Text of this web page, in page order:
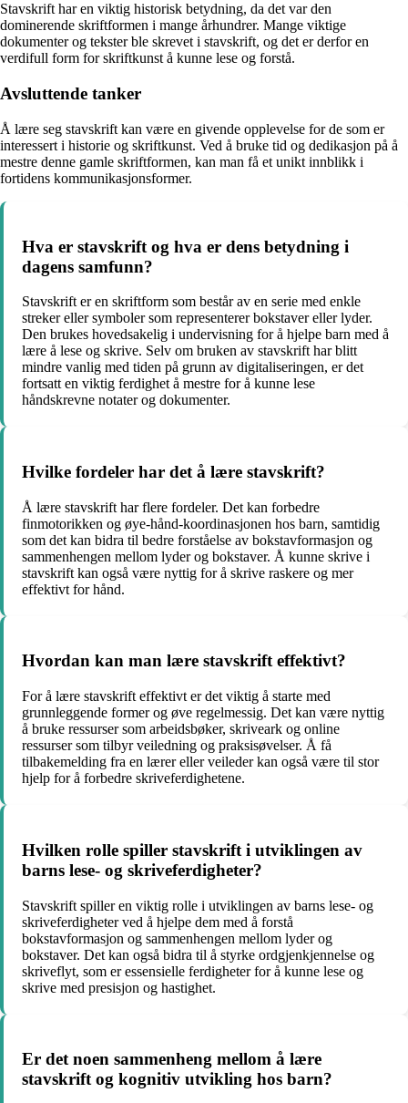
Stavskrift har en viktig historisk betydning, da det var den
dominerende skriftformen i mange århundrer. Mange viktige
dokumenter og tekster ble skrevet i stavskrift, og det er derfor en
verdifull form for skriftkunst å kunne lese og forstå.
Avsluttende tanker
Å lære seg stavskrift kan være en givende opplevelse for de som er
interessert i historie og skriftkunst. Ved å bruke tid og dedikasjon på å
mestre denne gamle skriftformen, kan man få et unikt innblikk i
fortidens kommunikasjonsformer.
Hva er stavskrift og hva er dens betydning i
dagens samfunn?
Stavskrift er en skriftform som består av en serie med enkle
streker eller symboler som representerer bokstaver eller lyder.
Den brukes hovedsakelig i undervisning for å hjelpe barn med å
lære å lese og skrive. Selv om bruken av stavskrift har blitt
mindre vanlig med tiden på grunn av digitaliseringen, er det
fortsatt en viktig ferdighet å mestre for å kunne lese
håndskrevne notater og dokumenter.
Hvilke fordeler har det å lære stavskrift?
Å lære stavskrift har flere fordeler. Det kan forbedre
finmotorikken og øye-hånd-koordinasjonen hos barn, samtidig
som det kan bidra til bedre forståelse av bokstavformasjon og
sammenhengen mellom lyder og bokstaver. Å kunne skrive i
stavskrift kan også være nyttig for å skrive raskere og mer
effektivt for hånd.
Hvordan kan man lære stavskrift effektivt?
For å lære stavskrift effektivt er det viktig å starte med
grunnleggende former og øve regelmessig. Det kan være nyttig
å bruke ressurser som arbeidsbøker, skriveark og online
ressurser som tilbyr veiledning og praksisøvelser. Å få
tilbakemelding fra en lærer eller veileder kan også være til stor
hjelp for å forbedre skriveferdighetene.
Hvilken rolle spiller stavskrift i utviklingen av
barns lese- og skriveferdigheter?
Stavskrift spiller en viktig rolle i utviklingen av barns lese- og
skriveferdigheter ved å hjelpe dem med å forstå
bokstavformasjon og sammenhengen mellom lyder og
bokstaver. Det kan også bidra til å styrke ordgjenkjennelse og
skriveflyt, som er essensielle ferdigheter for å kunne lese og
skrive med presisjon og hastighet.
Er det noen sammenheng mellom å lære
stavskrift og kognitiv utvikling hos barn?